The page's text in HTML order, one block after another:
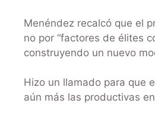
Menéndez recalcó que el
no por “factores de élites
construyendo un nuevo
Hizo un llamado para que
aún más las productivas